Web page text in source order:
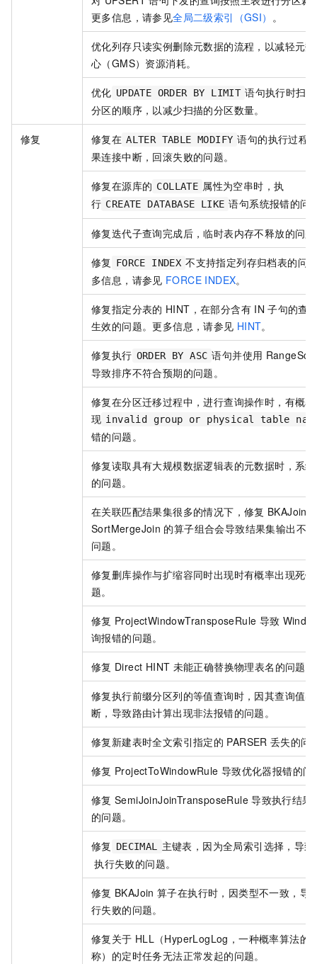
更多信息，请参见全局二级索引（GSI） 。
优化列存只读实例删除元数据的流程，以减轻元
心（GMS）资源消耗。
优化 UPDATE ORDER BY LIMIT 语句执行时扫
分区的顺序，以减少扫描的分区数量。
修复 修复在 ALTER TABLE MODIFY 语句的执行过程
果连接中断，回滚失败的问题。
修复在源库的 COLLATE 属性为空串时，执
行 CREATE DATABASE LIKE 语句系统报错的问
修复迭代子查询完成后，临时表内存不释放的问
修复 FORCE INDEX 不支持指定列存归档表的问
多信息，请参见 FORCE INDEX。
修复指定分表的 HINT，在部分含有 IN 子句的查
生效的问题。更多信息，请参见 HINT。
修复执行 ORDER BY ASC 语句并使用
导致排序不符合预期的问题。
修复在分区迁移过程中，进行查询操作时，有概
现 invalid group or physical table
错的问题。
修复读取具有大规模数据逻辑表的元数据时，系
的问题。
在关联匹配结果集很多的情况下，修复 BKAJoin
SortMergeJoin 的算子组合会导致结果集输出不
问题。
修复删库操作与扩缩容同时出现时有概率出现死
题。
修复 ProjectWindowTransposeRule 导致
询报错的问题。
修复 Direct HINT 未能正确替换物理表名的问题。
修复执行前缀分区列的等值查询时，因其查询值
断，导致路由计算出现非法报错的问题。
修复新建表时全文索引指定的 PARSER 丢失的问
修复 ProjectToWindowRule 导致优化器报错的问
修复 SemiJoinJoinTransposeRule 导致执行结果
的问题。
修复 DECIMAL 主键表，因为全局索引选择，导致
执行失败的问题。
修复 BKAJoin 算子在执行时，因类型不一致，导
行失败的问题。
修复关于 HLL（HyperLogLog，一种概率算法的
称）的定时任务无法正常发起的问题。